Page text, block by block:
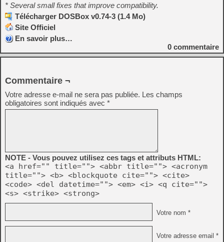
* Several small fixes that improve compatibility.
Télécharger DOSBox v0.74-3 (1.4 Mo)
Site Officiel
En savoir plus…
0 commentaire
Commentaire ¬
Votre adresse e-mail ne sera pas publiée. Les champs
obligatoires sont indiqués avec *
NOTE - Vous pouvez utilisez ces tags et attributs HTML:
<a href="" title=""> <abbr title=""> <acronym
title=""> <b> <blockquote cite=""> <cite>
<code> <del datetime=""> <em> <i> <q cite="">
<s> <strike> <strong>
Votre nom *
Votre adresse email *